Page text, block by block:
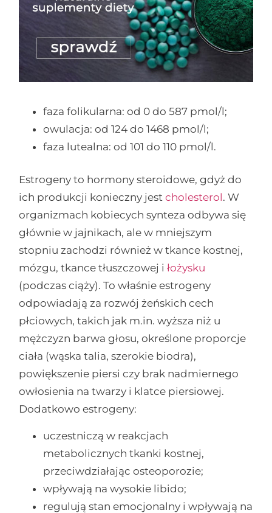
faza folikularna: od 0 do 587 pmol/l;
owulacja: od 124 do 1468 pmol/l;
faza lutealna: od 101 do 110 pmol/l.
Estrogeny to hormony steroidowe, gdyż do
ich produkcji konieczny jestcholesterol. W
organizmach kobiecych synteza odbywa się
głównie w jajnikach, ale w mniejszym
stopniu zachodzi również w tkance kostnej,
mózgu, tkance tłuszczowej iłożysku
(podczas ciąży). To właśnie estrogeny
odpowiadają za rozwój żeńskich cech
płciowych, takich jak m.in. wyższa niż u
mężczyzn barwa głosu, określone proporcje
ciała (wąska talia, szerokie biodra),
powiększenie piersi czy brak nadmiernego
owłosienia na twarzy i klatce piersiowej.
Dodatkowo estrogeny:
uczestniczą w reakcjach
metabolicznych tkanki kostnej,
przeciwdziałając osteoporozie;
wpływają na wysokie libido;
regulują stan emocjonalny i wpływają na